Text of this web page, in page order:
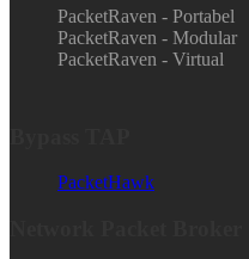
PacketRaven - Portabel
PacketRaven - Modular
PacketRaven - Virtual
PacketHawk